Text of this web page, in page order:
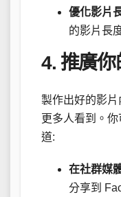
優化影片
的影片長
4. 推廣你
製作出好的影
更多人看到。
道:
在社群媒
分享到